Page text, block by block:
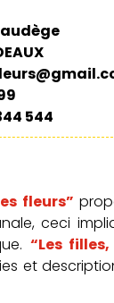
544
fleurs”
ceci
“Les
et